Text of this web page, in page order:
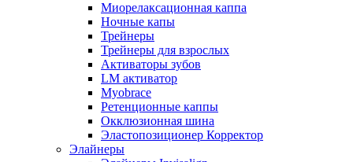
Миорелаксационная каппа
Ночные капы
Трейнеры
Трейнеры для взрослых
Активаторы зубов
LM активатор
Myobrace
Ретенционные каппы
Окклюзионная шина
Эластопозиционер Корректор
Элайнеры